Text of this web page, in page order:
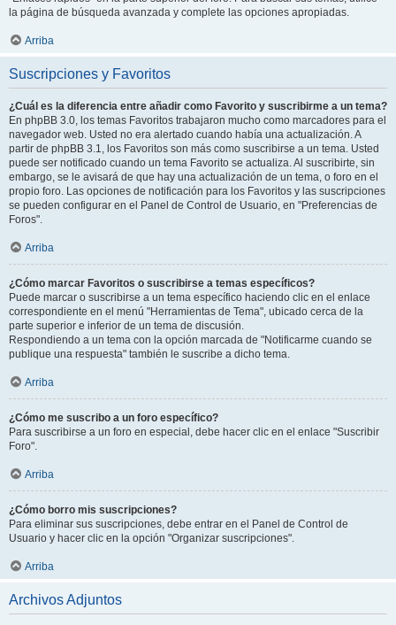
la página de búsqueda avanzada y complete las opciones apropiadas.
Arriba
Suscripciones y Favoritos
¿Cuál es la diferencia entre añadir como Favorito y suscribirme a un tema?
En phpBB 3.0, los temas Favoritos trabajaron mucho como marcadores para el
navegador web. Usted no era alertado cuando había una actualización. A
partir de phpBB 3.1, los Favoritos son más como suscribirse a un tema. Usted
puede ser notificado cuando un tema Favorito se actualiza. Al suscribirte, sin
embargo, se le avisará de que hay una actualización de un tema, o foro en el
propio foro. Las opciones de notificación para los Favoritos y las suscripciones
se pueden configurar en el Panel de Control de Usuario, en "Preferencias de
Foros".
Arriba
¿Cómo marcar Favoritos o suscribirse a temas específicos?
Puede marcar o suscribirse a un tema específico haciendo clic en el enlace
correspondiente en el menú "Herramientas de Tema", ubicado cerca de la
parte superior e inferior de un tema de discusión.
Respondiendo a un tema con la opción marcada de "Notificarme cuando se
publique una respuesta" también le suscribe a dicho tema.
Arriba
¿Cómo me suscribo a un foro específico?
Para suscribirse a un foro en especial, debe hacer clic en el enlace "Suscribir
Foro".
Arriba
¿Cómo borro mis suscripciones?
Para eliminar sus suscripciones, debe entrar en el Panel de Control de
Usuario y hacer clic en la opción "Organizar suscripciones".
Arriba
Archivos Adjuntos